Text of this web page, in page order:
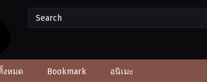
งหมด Bookmark อนิเมะ